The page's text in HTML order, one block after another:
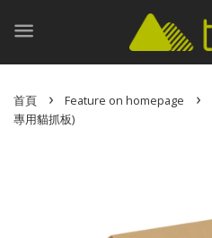
首頁 › Feature on homepage ›
專用貓抓板)